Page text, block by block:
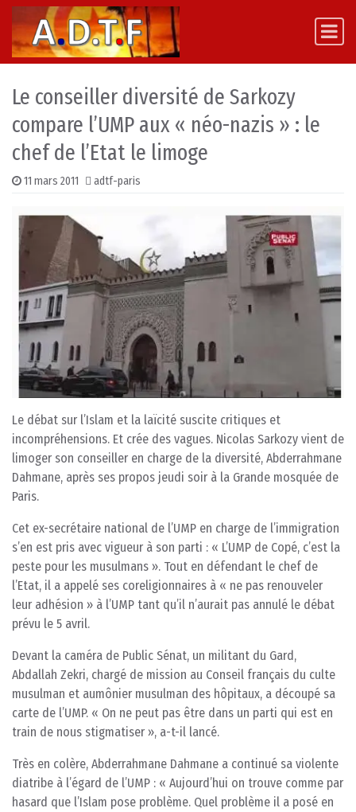
Skip to content
Main Navigation
Le conseiller diversité de Sarkozy
compare l’UMP aux « néo-nazis » : le
chef de l’Etat le limoge
11 mars 2011 adtf-paris
Le débat sur l’Islam et la laïcité suscite critiques et
incompréhensions. Et crée des vagues. Nicolas Sarkozy vient de
limoger son conseiller en charge de la diversité, Abderrahmane
Dahmane, après ses propos jeudi soir à la Grande mosquée de
Paris.
Cet ex-secrétaire national de l’UMP en charge de l’immigration
s’en est pris avec vigueur à son parti : « L’UMP de Copé, c’est la
peste pour les musulmans ». Tout en défendant le chef de
l’Etat, il a appelé ses coreligionnaires à « ne pas renouveler
leur adhésion » à l’UMP tant qu’il n’aurait pas annulé le débat
prévu le 5 avril.
Devant la caméra de Public Sénat, un militant du Gard,
Abdallah Zekri, chargé de mission au Conseil français du culte
musulman et aumônier musulman des hôpitaux, a découpé sa
carte de l’UMP. « On ne peut pas être dans un parti qui est en
train de nous stigmatiser », a-t-il lancé.
Très en colère, Abderrahmane Dahmane a continué sa violente
diatribe à l’égard de l’UMP : « Aujourd’hui on trouve comme par
hasard que l’Islam pose problème. Quel problème il a posé en